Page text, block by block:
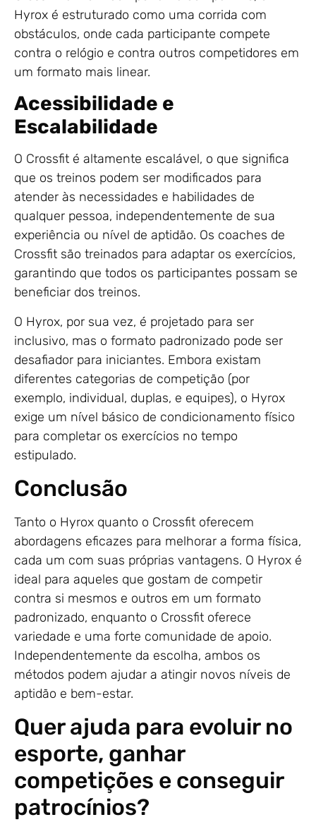
Hyrox é estruturado como uma corrida com
obstáculos, onde cada participante compete
contra o relógio e contra outros competidores em
um formato mais linear.
Acessibilidade e
Escalabilidade
O Crossfit é altamente escalável, o que significa
que os treinos podem ser modificados para
atender às necessidades e habilidades de
qualquer pessoa, independentemente de sua
experiência ou nível de aptidão. Os coaches de
Crossfit são treinados para adaptar os exercícios,
garantindo que todos os participantes possam se
beneficiar dos treinos.
O Hyrox, por sua vez, é projetado para ser
inclusivo, mas o formato padronizado pode ser
desafiador para iniciantes. Embora existam
diferentes categorias de competição (por
exemplo, individual, duplas, e equipes), o Hyrox
exige um nível básico de condicionamento físico
para completar os exercícios no tempo
estipulado.
Conclusão
Tanto o Hyrox quanto o Crossfit oferecem
abordagens eficazes para melhorar a forma física,
cada um com suas próprias vantagens. O Hyrox é
ideal para aqueles que gostam de competir
contra si mesmos e outros em um formato
padronizado, enquanto o Crossfit oferece
variedade e uma forte comunidade de apoio.
Independentemente da escolha, ambos os
métodos podem ajudar a atingir novos níveis de
aptidão e bem-estar.
Quer ajuda para evoluir no
esporte, ganhar
competições e conseguir
patrocínios?